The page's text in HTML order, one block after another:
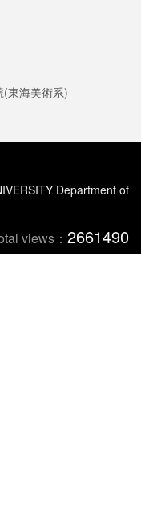
東海美術系)
Department of
views： 2661490